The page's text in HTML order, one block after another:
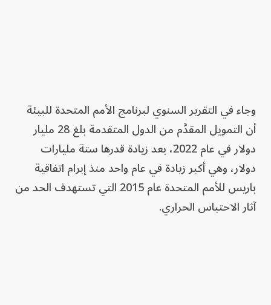
وجاء في التقرير السنوي لبرنامج الأمم المتحدة للبيئة
أن التمويل المقدَّم من الدول المتقدمة بلغ 28 مليار
دولار في عام 2022، بعد زيادة قدرها ستة مليارات
دولار، وهي أكبر زيادة في عام واحد منذ إبرام اتفاقية
باريس للأمم المتحدة عام 2015 التي تستهدف الحد من
آثار الاحتباس الحراري.